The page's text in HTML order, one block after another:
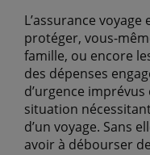
L’assurance
protéger, vous-
famille, ou encore
des dépenses
d’urgence
situation
d’un voyage. Sans
avoir à débourser